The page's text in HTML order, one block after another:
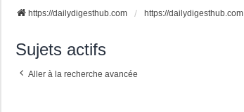
https://dailydigesthub.com https://dailydigesthub.com
Sujets actifs
Aller à la recherche avancée